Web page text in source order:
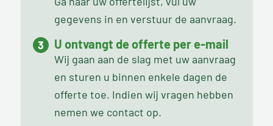
gegevens in en verstuur de aanvraag.
U ontvangt de offerte per e-mail
Wij gaan aan de slag met uw aanvraag
en sturen u binnen enkele dagen de
offerte toe. Indien wij vragen hebben
nemen we contact op.